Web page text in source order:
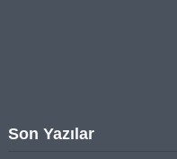
Son Yazılar